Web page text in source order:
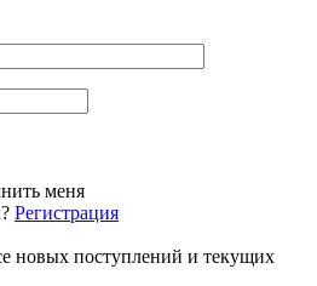
меня
Регистрация
новых поступлений и текущих